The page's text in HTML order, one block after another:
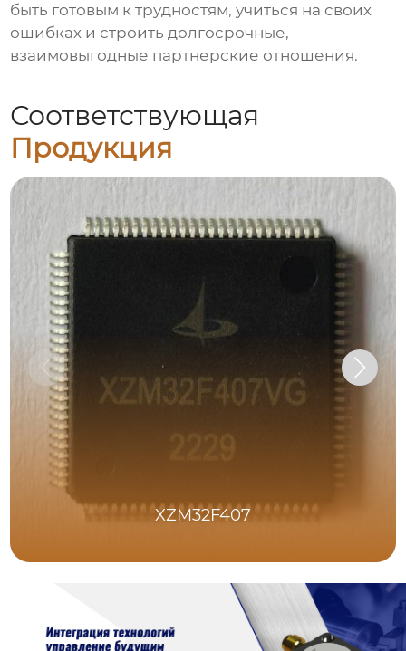
быть готовым к трудностям, учиться на своих
ошибках и строить долгосрочные,
взаимовыгодные партнерские отношения.
Соответствующая
Продукция
XZM32F407